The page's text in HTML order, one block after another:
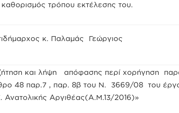
καθορισμός τρόπου εκτέλεσης του.
κ. Παλαμάς Γεώργιος
και λήψη απόφασης περί χορήγηση
48 παρ.7 , παρ. 8β του Ν. 3669/08 του
Ανατολικής Αργιθέας(Α.Μ.13/2016)»